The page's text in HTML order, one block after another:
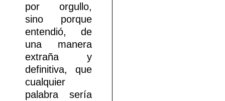
por orgullo,
sino porque
entendió, de
una manera
extraña y
definitiva, que
cualquier
palabra sería